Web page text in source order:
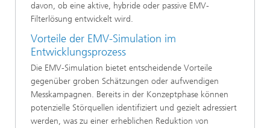
davon, ob eine aktive, hybride oder passive EMV-
Filterlösung entwickelt wird.
Vorteile der EMV-Simulation im
Entwicklungsprozess
Die EMV-Simulation bietet entscheidende Vorteile
gegenüber groben Schätzungen oder aufwendigen
Messkampagnen. Bereits in der Konzeptphase können
potenzielle Störquellen identifiziert und gezielt adressiert
werden, was zu einer erheblichen Reduktion von